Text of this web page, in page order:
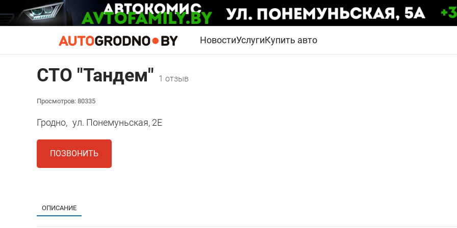
НовостиУслугиКупить авто
СТО "Тандем" 1 отзыв
Просмотров: 80335
Гродно, ул. Понемуньская, 2Е
ПОЗВОНИТЬ
ОПИСАНИЕ